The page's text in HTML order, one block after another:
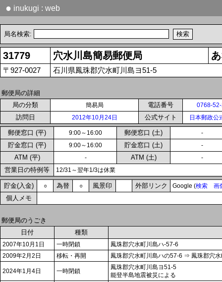
● inukugi : web
局名検索:
31779 穴水川島簡易郵便局
〒927-0027 石川県鳳珠郡穴水町川島ヨ51-5
郵便局の詳細
局の分類
簡易局 電話番号 0768-
訪問日 2012年10月24日 公式サイト 日本郵政公
郵便窓口 (平) 9:00～16:00 郵便窓口 (土) -
貯金窓口 (平) 9:00～16:00 貯金窓口 (土) -
ATM (平) - ATM (土) -
営業日の特例等 12/31～翌年1/3は休業
貯金(入金) ○ 為替 ○ 風景印 外部リンク Google (検索 画
個人メモ
郵便局のうごき
日付
種類
2007年10月1日 一時閉鎖
鳳珠郡穴水町川島ハ-57-6
2009年2月2日
移転・再開 鳳珠郡穴水町川島ハの57-6 ⇒ 鳳珠郡穴
2024年1月4日 一時閉鎖
鳳珠郡穴水町川島ヨ51-5
能登半島地震被災による